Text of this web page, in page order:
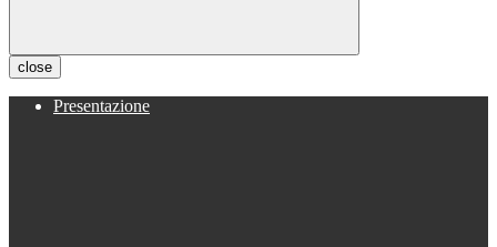
close
Presentazione